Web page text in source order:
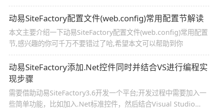
300M了,一想也很吓人.所以想试试DEDE到底是不是和朋友介绍的
一样
动易SiteFactory配置文件(web.config)常用配置节解读
本文主要介绍一下动易SiteFactory配置文件(web.config)常用配置
节,感兴趣的你可千万不要错过了哈,希望本文可以帮助到你
动易SiteFactory添加.Net控件同时并结合VS进行编程实
现步骤
需要借助动易SiteFactory3.6开发一个平台;开发过程中需要加入一
些简单功能，比如加入.Net标准控件，然后结合Visual Studio